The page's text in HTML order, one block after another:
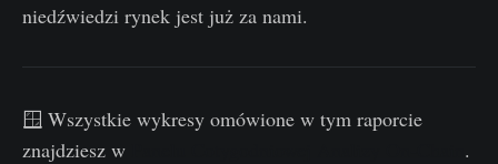
niedźwiedzi rynek jest już za nami.
🪟 Wszystkie wykresy omówione w tym raporcie
znajdziesz w
.